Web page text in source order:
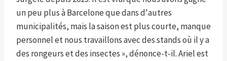
un peu plus à Barcelone que dans d'autres
municipalités, mais la saison est plus courte, manque
personnel et nous travaillons avec des stands où il y a
des rongeurs et des insectes », dénonce-t-il. Ariel est